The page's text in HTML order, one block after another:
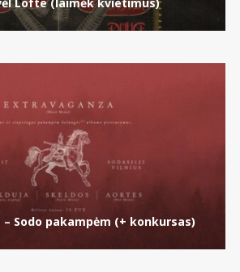
Sodo pakampėm (+ konkursas)